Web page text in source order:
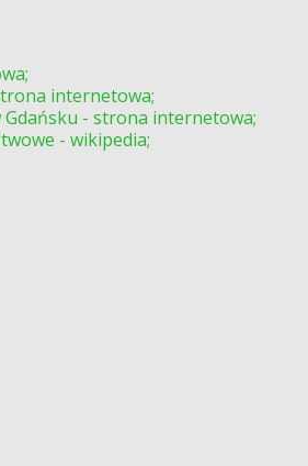
internetowa;
Gdańsku - strona internetowa;
- wikipedia;